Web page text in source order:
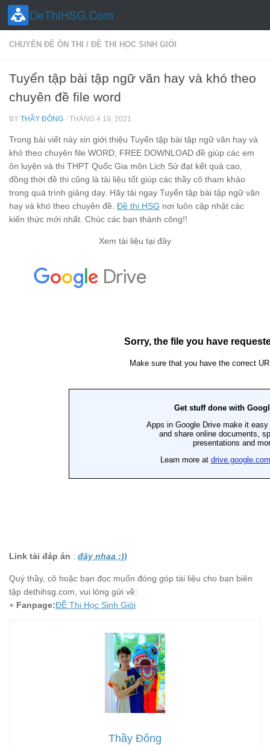
Skip to content
CHUYÊN ĐỀ ÔN THI / ĐỀ THI HỌC SINH GIỎI
Tuyển tập bài tập ngữ văn hay và khó theo
chuyên đề file word
BY THẦY ĐÔNG · THÁNG 4 19, 2021
Trong bài viết này xin giới thiệu Tuyển tập bài tập ngữ văn hay và
khó theo chuyên file WORD, FREE DOWNLOAD đề giúp các em
ôn luyện và thi THPT Quốc Gia môn Lịch Sử đạt kết quả cao,
đồng thời đề thi cũng là tài liệu tốt giúp các thầy cô tham khảo
trong quá trình giảng dạy. Hãy tải ngay Tuyển tập bài tập ngữ văn
hay và khó theo chuyên đề. Đề thi HSG nơi luôn cập nhật các
kiến thức mới nhất. Chúc các bạn thành công!!
Xem tài liệu tại đây
Link tải đáp án : đây nhaa :))
Quý thầy, cô hoặc bạn đọc muốn đóng góp tài liệu cho ban biên
tập dethihsg.com, vui lòng gửi về:
+ Fanpage:ĐỀ Thi Học Sinh Giỏi
Thầy Đông